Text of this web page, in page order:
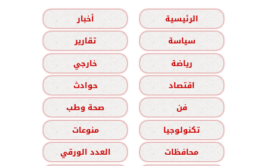
الرئيسية
أخبار
سياسة
تقارير
رياضة
خارجي
اقتصاد
حوادث
فن
صحة وطب
تكنولوجيا
منوعات
محافظات
العدد الورقي